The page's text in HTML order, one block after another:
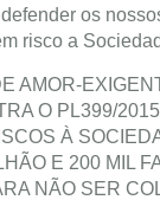
os
risco a
AMOR-
O PL399/
À
E 200 MIL
NÃO SER